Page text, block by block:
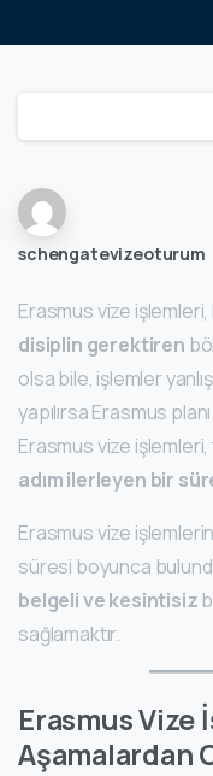
schengatevizeoturum
Erasmus vize
disiplin gerektiren
olsa bile, işlemler
yapılırsa Erasmus
Erasmus vize
adım ilerleyen bir
Erasmus vize
süresi boyunca
belgeli ve kesintisiz
sağlamaktır.
Erasmus Vize
Aşamalardan